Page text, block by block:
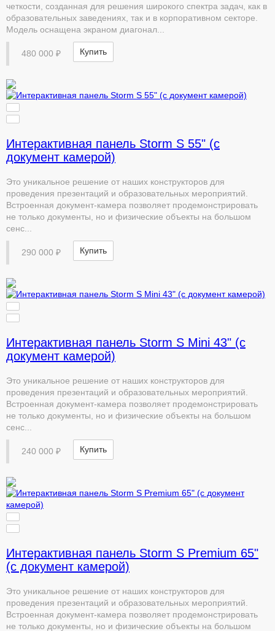
четкости, созданная для решения широкого спектра задач, как в
образовательных заведениях, так и в корпоративном секторе.
Модель оснащена экраном диагонал...
480 000 ₽ Купить
Интерактивная панель Storm S 55" (с
документ камерой)
Это уникальное решение от наших конструкторов для
проведения презентаций и образовательных мероприятий.
Встроенная документ-камера позволяет продемонстрировать
не только документы, но и физические объекты на большом
сенс...
290 000 ₽ Купить
Интерактивная панель Storm S Mini 43" (с
документ камерой)
Это уникальное решение от наших конструкторов для
проведения презентаций и образовательных мероприятий.
Встроенная документ-камера позволяет продемонстрировать
не только документы, но и физические объекты на большом
сенс...
240 000 ₽ Купить
Интерактивная панель Storm S Premium 65"
(с документ камерой)
Это уникальное решение от наших конструкторов для
проведения презентаций и образовательных мероприятий.
Встроенная документ-камера позволяет продемонстрировать
не только документы, но и физические объекты на большом